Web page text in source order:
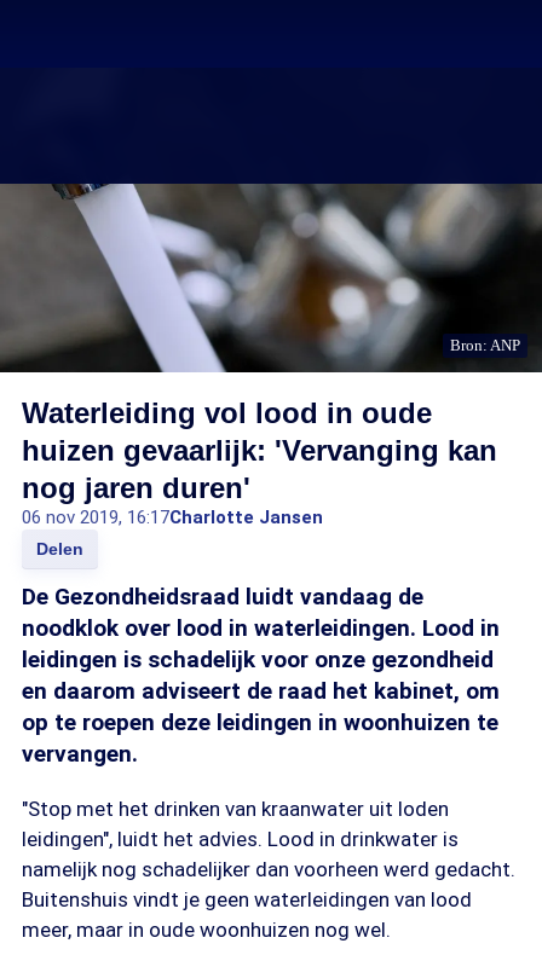
Bron: ANP
Waterleiding vol lood in oude
huizen gevaarlijk: 'Vervanging kan
nog jaren duren'
06 nov 2019, 16:17Charlotte Jansen
Delen
De Gezondheidsraad luidt vandaag de
noodklok over lood in waterleidingen. Lood in
leidingen is schadelijk voor onze gezondheid
en daarom adviseert de raad het kabinet, om
op te roepen deze leidingen in woonhuizen te
vervangen.
"Stop met het drinken van kraanwater uit loden
leidingen", luidt het advies. Lood in drinkwater is
namelijk nog schadelijker dan voorheen werd gedacht.
Buitenshuis vindt je geen waterleidingen van lood
meer, maar in oude woonhuizen nog wel.